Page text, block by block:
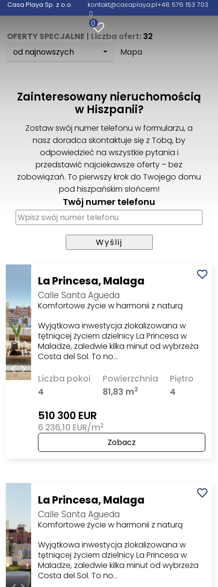
Casa Playa Sp. z o.o. kontakt@casaplaya.pl+48 576 153 703
0
OFERTY SPECJALNE | Liczba ofert: 32
od najnowszych
Mapa
Zainteresowany nieruchomością
w Hiszpanii?
Zostaw swój numer telefonu w formularzu, a
nasz doradca skontaktuje się z Tobą, by
odpowiedzieć na wszystkie pytania i
przedstawić najciekawsze oferty – bez
zobowiązań. To pierwszy krok do Twojego domu
pod hiszpańskim słońcem!
Twój numer telefonu
La Princesa, Malaga
Calle Santa Agueda
Komfortowe życie w harmonii z naturą
Wyjątkowa inwestycja zlokalizowana w
tętniącej życiem dzielnicy La Princesa w
Maladze, zaledwie kilka minut od wybrzeża
Costa del Sol. To no…
Liczba pokoi
4
Powierzchnia
81,83 m2
Piętro
4
510 300 EUR
6 236,10 EUR/m2
Zobacz
La Princesa, Malaga
Calle Santa Agueda
Komfortowe życie w harmonii z naturą
Wyjątkowa inwestycja zlokalizowana w
tętniącej życiem dzielnicy La Princesa w
Maladze, zaledwie kilka minut od wybrzeża
Costa del Sol. To no…